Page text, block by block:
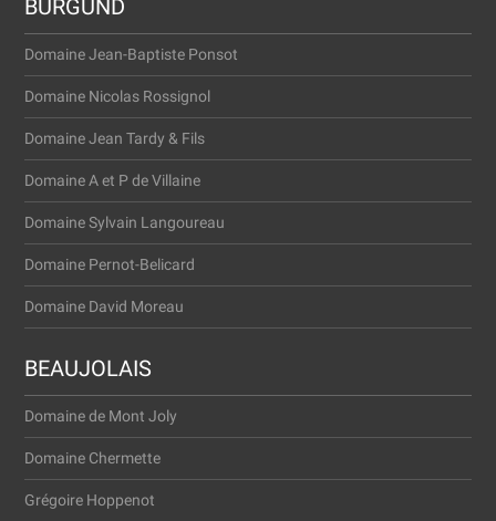
BURGUND
Domaine Jean-Baptiste Ponsot
Domaine Nicolas Rossignol
Domaine Jean Tardy & Fils
Domaine A et P de Villaine
Domaine Sylvain Langoureau
Domaine Pernot-Belicard
Domaine David Moreau
BEAUJOLAIS
Domaine de Mont Joly
Domaine Cher­met­te
Gré­go­i­re Hoppenot